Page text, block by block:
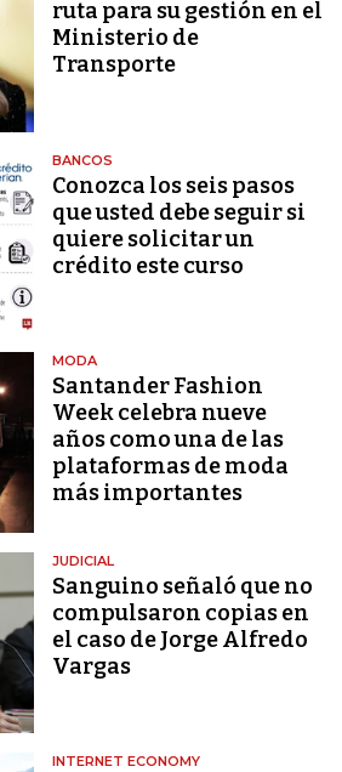
ruta para su gestión en el
Ministerio de
Transporte
BANCOS
Conozca los seis pasos
que usted debe seguir si
quiere solicitar un
crédito este curso
MODA
Santander Fashion
Week celebra nueve
años como una de las
plataformas de moda
más importantes
JUDICIAL
Sanguino señaló que no
compulsaron copias en
el caso de Jorge Alfredo
Vargas
INTERNET ECONOMY